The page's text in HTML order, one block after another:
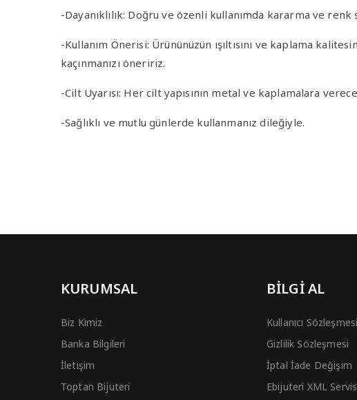
-Dayanıklılık: Doğru ve özenli kullanımda kararma ve renk
-Kullanım Önerisi: Ürününüzün ışıltısını ve kaplama
kaçınmanızı öneririz.
-Cilt Uyarısı: Her cilt yapısının metal ve kaplamalara
-Sağlıklı ve mutlu günlerde kullanmanız dileğiyle.
KURUMSAL
Biz Kimiz
Banka Bilgileri
İletişim
Toptan Bijuteri
BİLGİ AL
Kullanıcı Sözleşmesi
Gizlilik Sözleşmesi
İptal İade Değişim
Ebijuteri XML